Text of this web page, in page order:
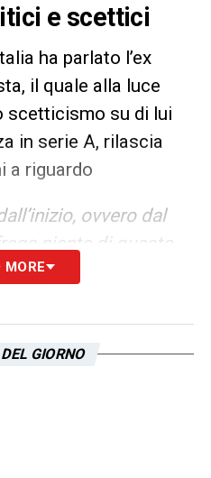
e scettici
ha parlato l’ex
il quale alla luce
scetticismo su di lui
in serie A, rilascia
a riguardo
ovvero dal
niente di questo
nome. Tutti
A. Perciò non me
e risentito, ma
MORE
GIORNO